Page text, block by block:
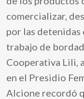
comercializar,
por las detenidas
trabajo de
Cooperativa Lili,
en el Presidio
Alcione recordó